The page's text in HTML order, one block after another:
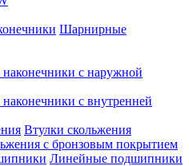
Шарнирные
с наружной
с внутренней
Втулки скольжения
с бронзовым покрытием
Линейные подшипники